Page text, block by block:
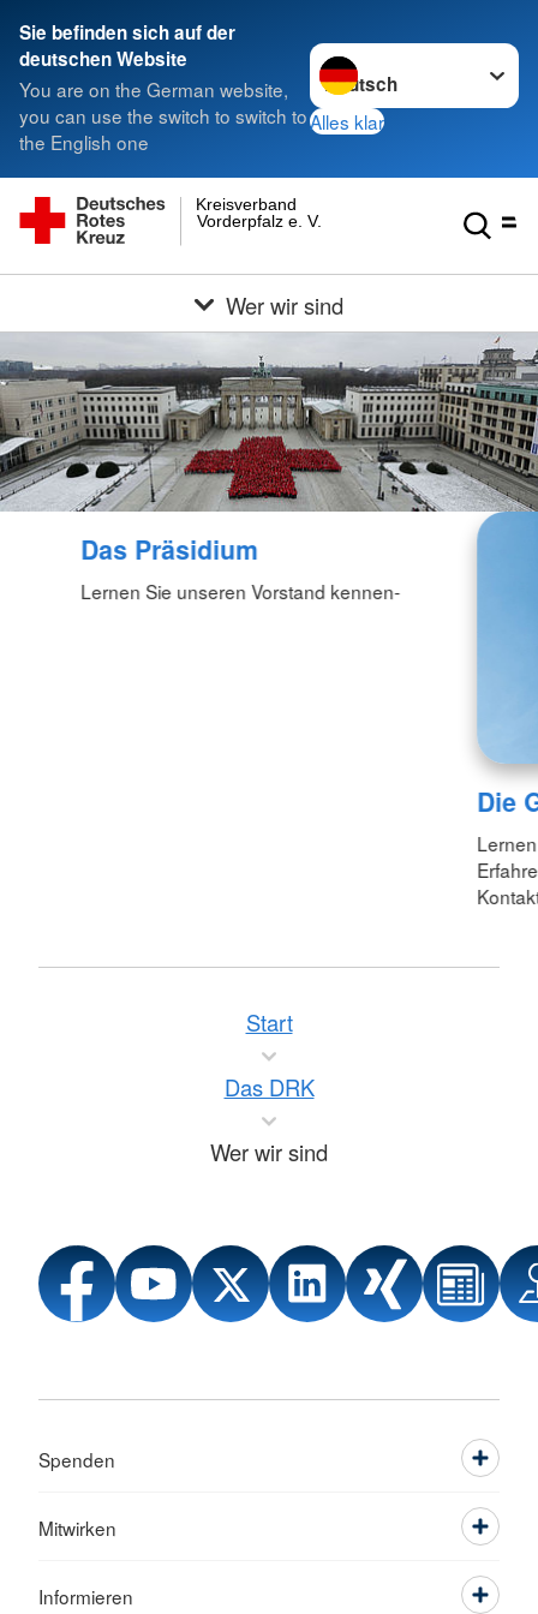
Sie befinden sich auf der
deutschen Website
You are on the German website,
you can use the switch to switch to
the English one
Sprache wechseln zu
Alles klar
Vorderpfalz e. V.
Kreisverband
Wer wir sind
Das Präsidium
Lernen Sie unseren Vorstand kennen-
Die
Start
Das DRK
Wer wir sind
Spenden
Mitwirken
Informieren